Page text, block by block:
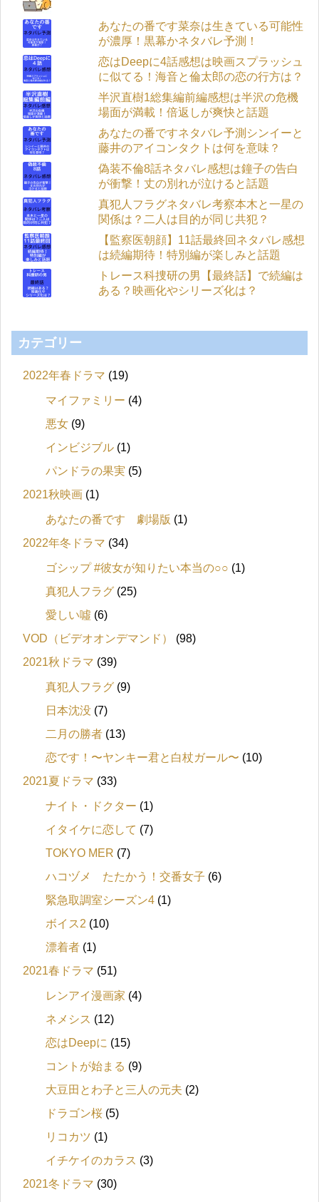
あなたの番です菜奈は生きている可能性
が濃厚！黒幕かネタバレ予測！
恋はDeepに4話感想は映画スプラッシュ
に似てる！海音と倫太郎の恋の行方は？
半沢直樹1総集編前編感想は半沢の危機
場面が満載！倍返しが爽快と話題
あなたの番ですネタバレ予測シンイーと
藤井のアイコンタクトは何を意味？
偽装不倫8話ネタバレ感想は鐘子の告白
が衝撃！丈の別れが泣けると話題
真犯人フラグネタバレ考察本木と一星の
関係は？二人は目的が同じ共犯？
【監察医朝顔】11話最終回ネタバレ感想
は続編期待！特別編が楽しみと話題
トレース科捜研の男【最終話】で続編は
ある？映画化やシリーズ化は？
カテゴリー
2022年春ドラマ (19)
マイファミリー (4)
悪女 (9)
インビジブル (1)
パンドラの果実 (5)
2021秋映画 (1)
あなたの番です 劇場版 (1)
2022年冬ドラマ (34)
ゴシップ #彼女が知りたい本当の○○ (1)
真犯人フラグ (25)
愛しい噓 (6)
VOD（ビデオオンデマンド）
(98)
2021秋ドラマ (39)
真犯人フラグ (9)
日本沈没 (7)
二月の勝者 (13)
恋です！〜ヤンキー君と白杖ガール〜 (10)
2021夏ドラマ (33)
ナイト・ドクター (1)
イタイケに恋して (7)
TOKYO MER (7)
ハコヅメ たたかう！交番女子 (6)
緊急取調室シーズン4 (1)
ボイス2 (10)
漂着者 (1)
2021春ドラマ (51)
レンアイ漫画家 (4)
ネメシス (12)
恋はDeepに (15)
コントが始まる (9)
大豆田とわ子と三人の元夫 (2)
ドラゴン桜 (5)
リコカツ (1)
イチケイのカラス (3)
2021冬ドラマ (30)